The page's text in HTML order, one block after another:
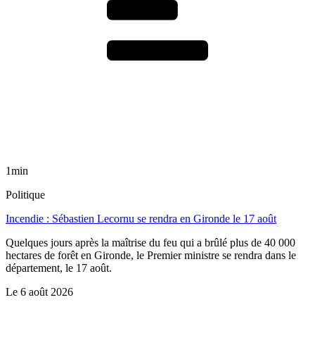
1min
Politique
Incendie : Sébastien Lecornu se rendra en Gironde le 17 août
Quelques jours après la maîtrise du feu qui a brûlé plus de 40 000
hectares de forêt en Gironde, le Premier ministre se rendra dans le
département, le 17 août.
Le 6 août 2026